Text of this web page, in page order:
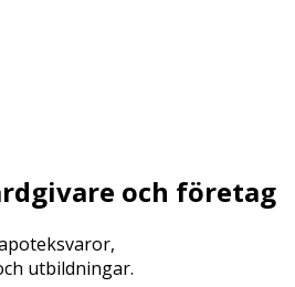
och företag
utbildningar.